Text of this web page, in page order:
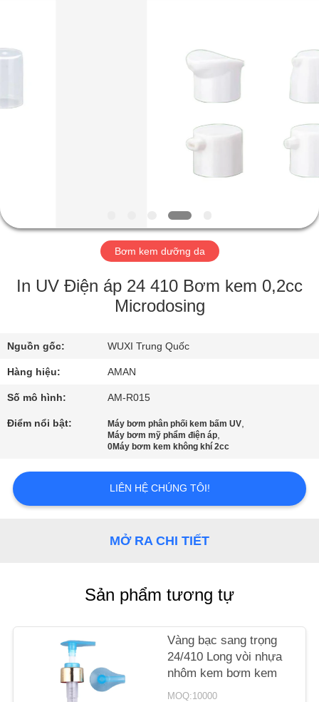
CHỦ
VIDEO
CHƯƠNG
VỀ
CHÚNG
TÔI
THAM
QUAN
SOÁT
LƯỢNG
Reserved.
Developed
Bơm kem dưỡng da
In UV Điện áp 24 410 Bơm kem 0,2cc
Microdosing
Nguồn gốc: WUXI Trung Quốc
Hàng hiệu: AMAN
Số mô hình: AM-R015
Điểm nổi bật: Máy bơm phân phối kem bấm UV,
Máy bơm mỹ phẩm điện áp,
0Máy bơm kem không khí 2cc
LIÊN HỆ CHÚNG TÔI!
MỞ RA CHI TIẾT
Sản phẩm tương tự
Vàng bạc sang trọng
24/410 Long vòi nhựa
nhôm kem bơm kem
MOQ:10000